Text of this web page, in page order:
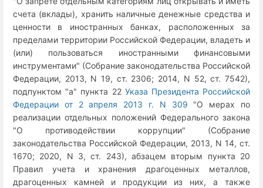
счета (вклады), хранить наличные денежные средства и
ценности в иностранных банках, расположенных за
пределами территории Российской Федерации, владеть и
(или) пользоваться иностранными финансовыми
инструментами" (Собрание законодательства Российской
Федерации, 2013, N 19, ст. 2306; 2014, N 52, ст. 7542),
подпунктом "а" пункта 22 Указа Президента Российской
Федерации от 2 апреля 2013 г. N 309 "О мерах по
реализации отдельных положений Федерального закона
"О противодействии коррупции" (Собрание
законодательства Российской Федерации, 2013, N 14, ст.
1670; 2020, N 3, ст. 243), абзацем вторым пункта 20
Правил учета и хранения драгоценных металлов,
драгоценных камней и продукции из них, а также